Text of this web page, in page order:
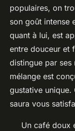
populaires, on
son goût intense
quant à lui, est
entre douceur et
distingue par ses
mélange est
gustative unique.
saura vous
Un café doux